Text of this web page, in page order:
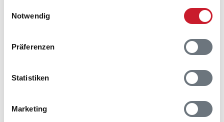
Notwendig
Präferenzen
Statistiken
Marketing